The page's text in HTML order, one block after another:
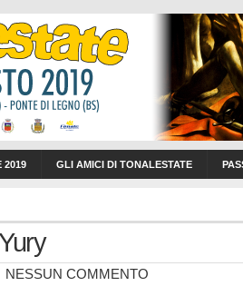
2019 GLI AMICI DI TONALESTATE
NESSUN COMMENTO